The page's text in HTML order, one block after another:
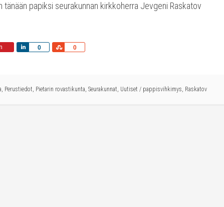
tänään papiksi seurakunnan kirkkoherra Jevgeni Raskatov
0
Share 0
Share
, Perustiedot, Pietarin rovastikunta, Seurakunnat, Uutiset / pappisvihkimys, Raskatov